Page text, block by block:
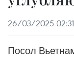
26/03/2025 02:31
Посол